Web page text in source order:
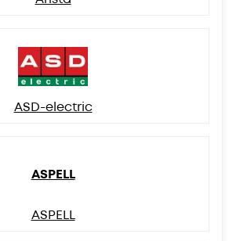
ASD-electric
ASPELL
ASPELL